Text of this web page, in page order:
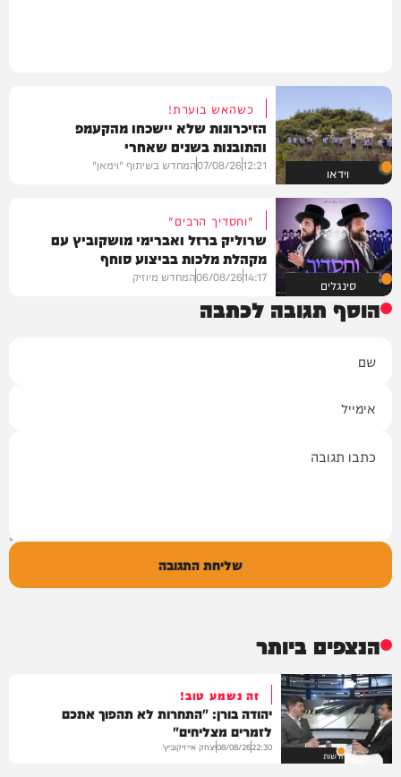
וידאו
כשהאש בוערת!
הזיכרונות שלא יישכחו מהקעמפ
והתובנות בשנים שאחרי
12:21
07/08/26המחדש בשיתוף "וימאן"
סינגלים
"וחסדיך הרבים"
שרוליק ברזל ואברימי מושקוביץ עם
מקהלת מלכות בביצוע סוחף
14:17
06/08/26המחדש מיוזיק
הוסף תגובה לכתבה
שליחת התגובה
הנצפים ביותר
חדשות
זה נשמע טוב!
יהודה בורן: "התחרות לא תהפוך אתכם
לזמרים מצליחים"
22:30
08/08/26יצחק אייזיקוביץ'